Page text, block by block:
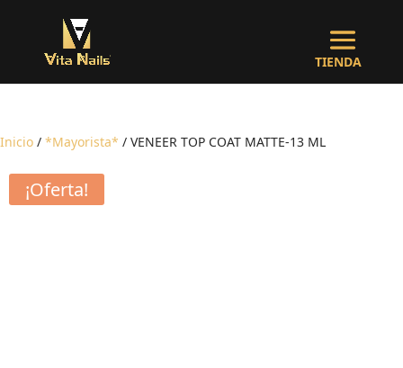
Inicio / *Mayorista* / VENEER TOP COAT MATTE-13 ML
¡Oferta!